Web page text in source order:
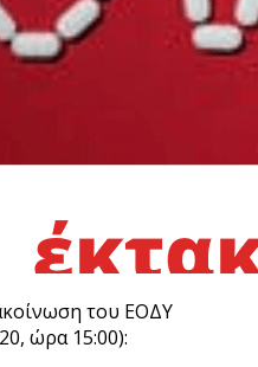
του ΕΟΔΥ
ώρα 15:00):